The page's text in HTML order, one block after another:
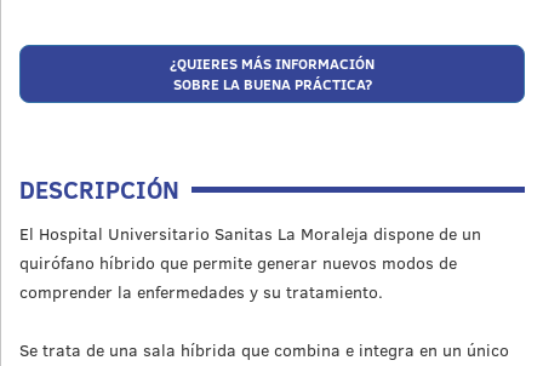
¿QUIERES MÁS INFORMACIÓN
SOBRE LA BUENA PRÁCTICA?
DESCRIPCIÓN
El Hospital Universitario Sanitas La Moraleja dispone de un
quirófano híbrido que permite generar nuevos modos de
comprender la enfermedades y su tratamiento.
Se trata de una sala híbrida que combina e integra en un único